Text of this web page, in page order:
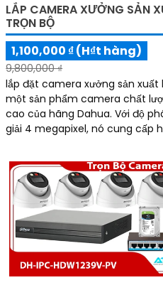
LẮP CAMERA XƯỞNG SẢN
TRỌN BỘ
1,100,000 ₫ (H₫t hàng)
9,800,000 ₫
lắp đặt camera xưởng sản xuất
một sản phẩm camera chất
cao của hãng Dahua. Với độ phân
giải 4 megapixel, nó cung cấp